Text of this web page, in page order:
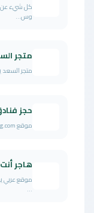
كل شيء عن
وس...
متجر
متجر السعد
حجز
موقع mecca-booking.com هو منصة عبر الإنترنت تقدم خدمات حجز ا...
هاجر
موقع عربي
...